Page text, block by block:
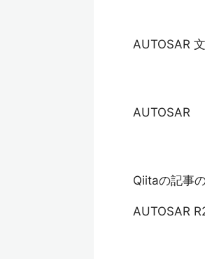
AUTOSAR
AUTOSAR
Qiitaの記事
AUTOSAR